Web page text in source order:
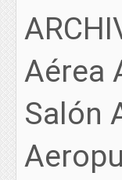
Aérea
Salón